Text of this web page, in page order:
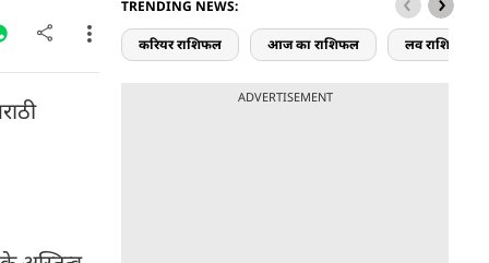
TRENDING NEWS:
करियर राशिफल आज का राशिफल लव राशिफल
ADVERTISEMENT